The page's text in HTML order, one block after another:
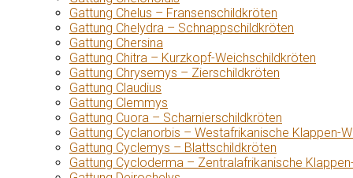
Gattung Chelus – Fransenschildkröten
Gattung Chelydra – Schnappschildkröten
Gattung Chersina
Gattung Chitra – Kurzkopf-Weichschildkröten
Gattung Chrysemys – Zierschildkröten
Gattung Claudius
Gattung Clemmys
Gattung Cuora – Scharnierschildkröten
Gattung Cyclanorbis – Westafrikanische Klappen-
Gattung Cyclemys – Blattschildkröten
Gattung Cycloderma – Zentralafrikanische